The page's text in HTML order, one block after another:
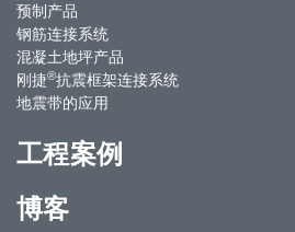
预制产品
钢筋连接系统
混凝土地坪产品
刚捷®抗震框架连接系统
地震带的应用
工程案例
博客